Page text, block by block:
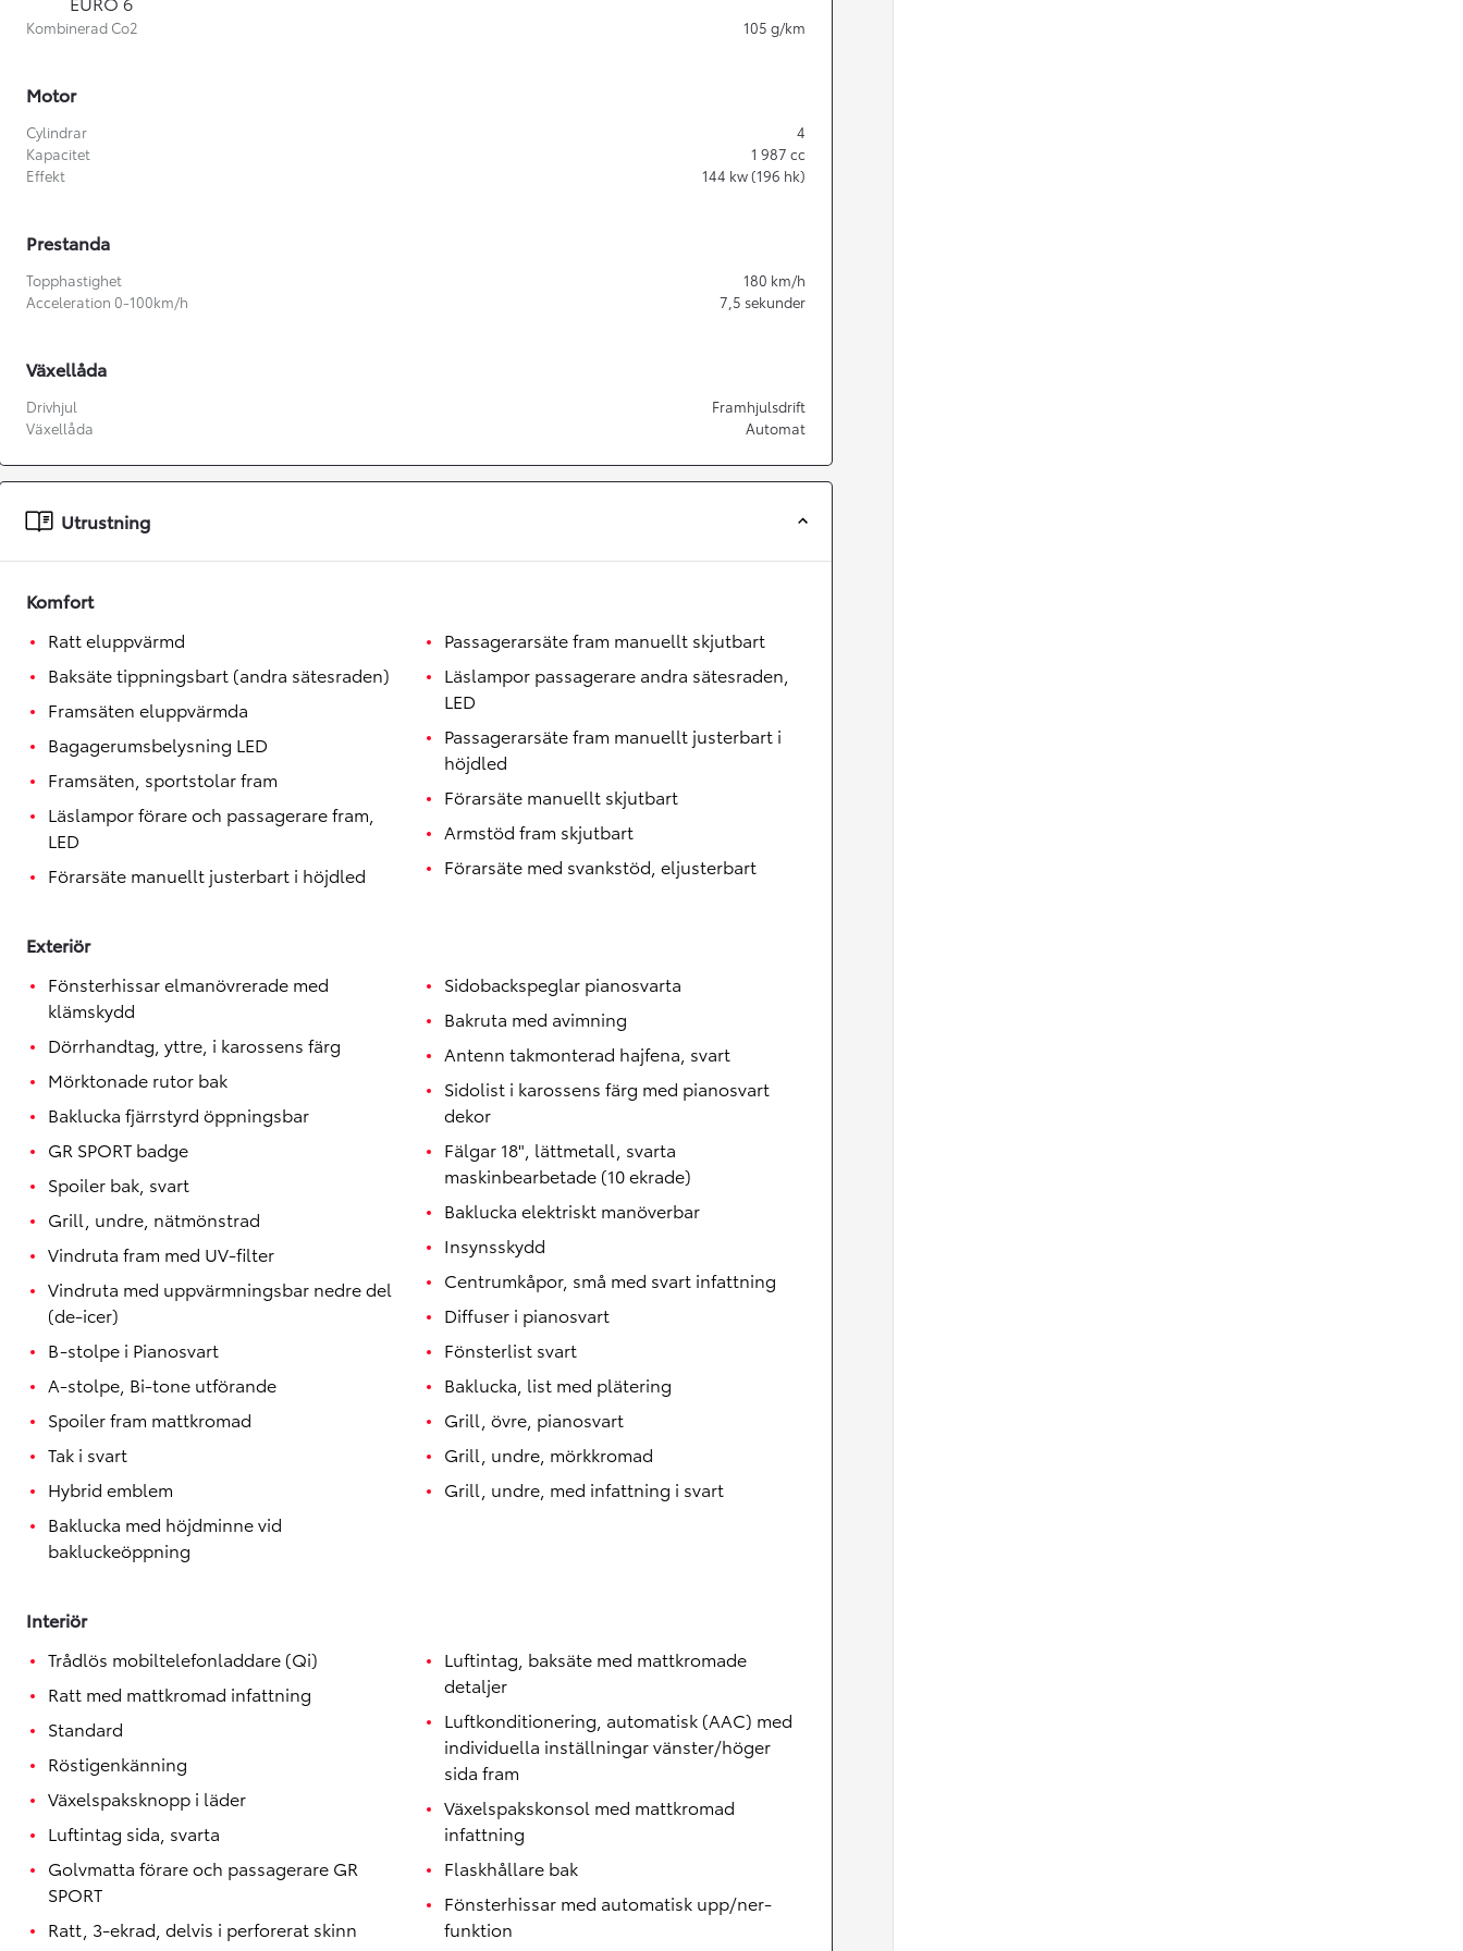
Från 360 900 kr
Från 3 548 kr/mån
Från 350 900 kr
Från 3 450 kr/mån
Nya GR GT
Kombinerad Co2 105 g/km
Motor
Cylindrar
4
Kapacitet
1 987 cc
Effekt
144 kw (196 hk)
Prestanda
Topphastighet 180 km/h
Acceleration 0-100km/h
7,5 sekunder
Växellåda
Drivhjul
Framhjulsdrift
Växellåda
Automat
Utrustning
Komfort
Ratt eluppvärmd
Baksäte tippningsbart (andra sätesraden)
Framsäten eluppvärmda
Bagagerumsbelysning LED
Framsäten, sportstolar fram
Läslampor förare och passagerare fram,
LED
Förarsäte manuellt justerbart i höjdled
Passagerarsäte fram manuellt skjutbart
Läslampor passagerare andra sätesraden,
LED
Passagerarsäte fram manuellt justerbart i
höjdled
Förarsäte manuellt skjutbart
Armstöd fram skjutbart
Förarsäte med svankstöd, eljusterbart
Exteriör
Fönsterhissar elmanövrerade med
klämskydd
Dörrhandtag, yttre, i karossens färg
Mörktonade rutor bak
Baklucka fjärrstyrd öppningsbar
GR SPORT badge
Spoiler bak, svart
Grill, undre, nätmönstrad
Vindruta fram med UV-filter
Vindruta med uppvärmningsbar nedre del
(de-icer)
B-stolpe i Pianosvart
A-stolpe, Bi-tone utförande
Spoiler fram mattkromad
Tak i svart
Hybrid emblem
Baklucka med höjdminne vid
bakluckeöppning
Sidobackspeglar pianosvarta
Bakruta med avimning
Antenn takmonterad hajfena, svart
Sidolist i karossens färg med pianosvart
dekor
Fälgar 18", lättmetall, svarta
maskinbearbetade (10 ekrade)
Baklucka elektriskt manöverbar
Insynsskydd
Centrumkåpor, små med svart infattning
Diffuser i pianosvart
Fönsterlist svart
Baklucka, list med plätering
Grill, övre, pianosvart
Grill, undre, mörkkromad
Grill, undre, med infattning i svart
Interiör
Trådlös mobiltelefonladdare (Qi)
Ratt med mattkromad infattning
Standard
Röstigenkänning
Växelspaksknopp i läder
Luftintag sida, svarta
Golvmatta förare och passagerare GR
SPORT
Ratt, 3-ekrad, delvis i perforerat skinn
Luftintag, baksäte med mattkromade
detaljer
Luftkonditionering, automatisk (AAC) med
individuella inställningar vänster/höger
sida fram
Växelspakskonsol med mattkromad
infattning
Flaskhållare bak
Fönsterhissar med automatisk upp/ner-
funktion